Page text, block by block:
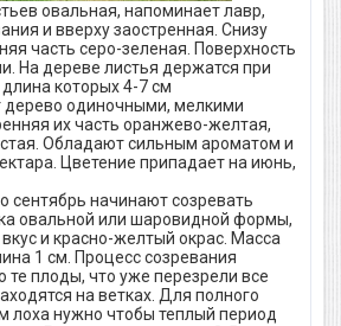
овальная, напоминает лавр,
и вверху заостренная. Снизу
часть серо-зеленая. Поверхность
На дереве листья держатся при
которых 4-7 см
дерево одиночными, мелкими
их часть оранжево-желтая,
Обладают сильным ароматом и
Цветение припадает на июнь,
сентябрь начинают созревать
овальной или шаровидной формы,
и красно-желтый окрас. Масса
1 см. Процесс созревания
те плоды, что уже перезрели все
на ветках. Для полного
лоха нужно чтобы теплый период